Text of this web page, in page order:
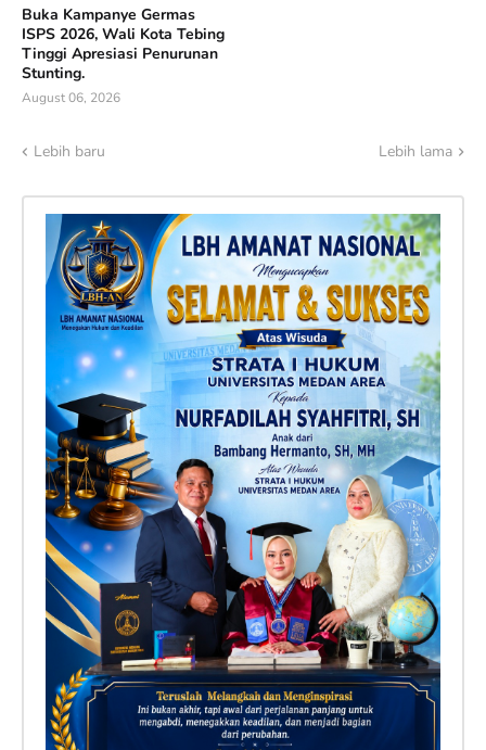
Buka Kampanye Germas
ISPS 2026, Wali Kota Tebing
Tinggi Apresiasi Penurunan
Stunting.
August 06, 2026
Lebih baru Lebih lama